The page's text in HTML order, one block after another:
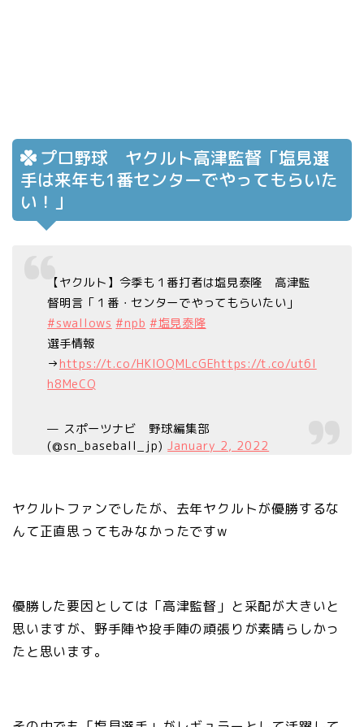
プロ野球 ヤクルト高津監督「塩見選
手は来年も1番センターでやってもらいた
い！」
【ヤクルト】今季も１番打者は塩見泰隆 高津監
督明言「１番・センターでやってもらいたい」
#swallows #npb #塩見泰隆
選手情報
→ https://t.co/HKIOQMLcGEhttps://t.co/ut6I
h8MeCQ
— スポーツナビ 野球編集部
(@sn_baseball_jp)January 2, 2022
ヤクルトファンでしたが、去年ヤクルトが優勝するな
んて正直思ってもみなかったですw
優勝した要因としては「高津監督」と采配が大きいと
思いますが、野手陣や投手陣の頑張りが素晴らしかっ
たと思います。